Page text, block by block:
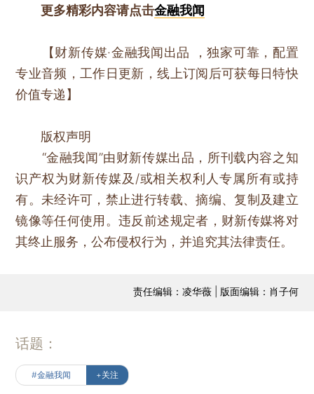
更多精彩内容请点击金融我闻
【财新传媒·金融我闻出品 ，独家可靠，配置
专业音频，工作日更新，线上订阅后可获每日特快
价值专递】
版权声明
“金融我闻”由财新传媒出品，所刊载内容之知
识产权为财新传媒及/或相关权利人专属所有或持
有。未经许可，禁止进行转载、摘编、复制及建立
镜像等任何使用。违反前述规定者，财新传媒将对
其终止服务，公布侵权行为，并追究其法律责任。
责任编辑：凌华薇 | 版面编辑：肖子何
话题：
#金融我闻 +关注